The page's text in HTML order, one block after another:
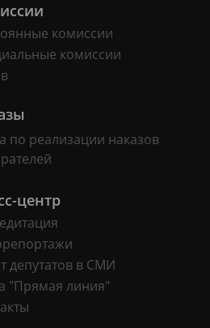
комиссии
комиссии
по реализации наказов
центр
депутатов в СМИ
"Прямая линия"